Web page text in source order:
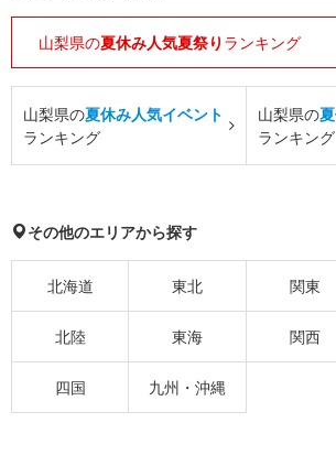
山梨県の夏休み人気夏祭り ランキング
山梨県の夏休み人気イベント
ランキング
山梨県の
ランキング
その他のエリアから探す
北海道 東北 関東
北陸 東海 関西
四国 九州・沖縄